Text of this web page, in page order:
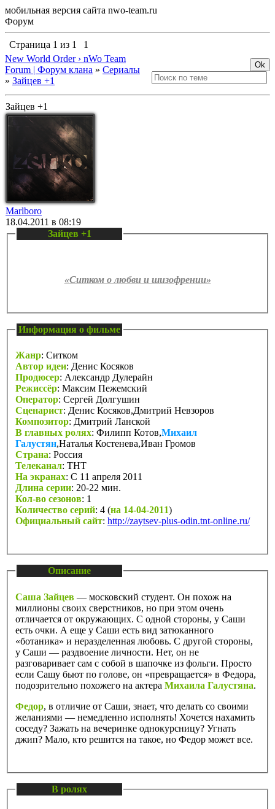
мобильная версия сайта nwo-team.ru
Форум
Страница 1 из 1
1
New World Order › nWo Team
Forum | Форум клана » Сериалы
» Зайцев +1
Зайцев +1
Marlboro
18.04.2011 в 08:19
Зайцев +1
«Ситком о любви и шизофрении»
Информация о фильме
Жанр: Cитком
Автор идеи: Денис Косяков
Продюсер: Александр Дулерайн
Режиссёр: Максим Пежемский
Оператор: Сергей Долгушин
Сценарист: Денис Косяков,Дмитрий Невзоров
Композитор: Дмитрий Ланской
В главных ролях: Филипп Котов,Михаил
Галустян,Наталья Костенева,Иван Громов
Страна: Россия
Телеканал: ТНТ
На экранах: C 11 апреля 2011
Длина серии: 20-22 мин.
Кол-во сезонов: 1
Количество серий: 4 (на 14-04-2011)
Официальный сайт: http://zaytsev-plus-odin.tnt-online.ru/
Описание
Саша Зайцев — московский студент. Он похож на
миллионы своих сверстников, но при этом очень
отличается от окружающих. С одной стороны, у Саши
есть очки. А еще у Саши есть вид затюканного
«ботаника» и неразделенная любовь. С другой стороны,
у Саши — раздвоение личности. Нет, он не
разговаривает сам с собой в шапочке из фольги. Просто
если Сашу бьют по голове, он «превращается» в Федора,
подозрительно похожего на актера Михаила Галустяна.
Федор, в отличие от Саши, знает, что делать со своими
желаниями — немедленно исполнять! Хочется нахамить
соседу? Зажать на вечеринке однокурсницу? Угнать
джип? Мало, кто решится на такое, но Федор может все.
В ролях